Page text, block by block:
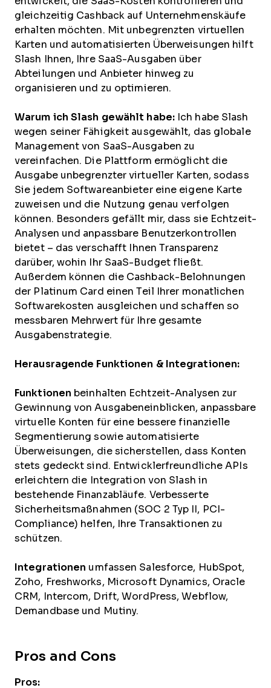
gleichzeitig Cashback auf Unternehmenskäufe
erhalten möchten. Mit unbegrenzten virtuellen
Karten und automatisierten Überweisungen hilft
Slash Ihnen, Ihre SaaS-Ausgaben über
Abteilungen und Anbieter hinweg zu
organisieren und zu optimieren.
Warum ich Slash gewählt habe: Ich habe Slash
wegen seiner Fähigkeit ausgewählt, das globale
Management von SaaS-Ausgaben zu
vereinfachen. Die Plattform ermöglicht die
Ausgabe unbegrenzter virtueller Karten, sodass
Sie jedem Softwareanbieter eine eigene Karte
zuweisen und die Nutzung genau verfolgen
können. Besonders gefällt mir, dass sie Echtzeit-
Analysen und anpassbare Benutzerkontrollen
bietet – das verschafft Ihnen Transparenz
darüber, wohin Ihr SaaS-Budget fließt.
Außerdem können die Cashback-Belohnungen
der Platinum Card einen Teil Ihrer monatlichen
Softwarekosten ausgleichen und schaffen so
messbaren Mehrwert für Ihre gesamte
Ausgabenstrategie.
Herausragende Funktionen & Integrationen:
Funktionen beinhalten Echtzeit-Analysen zur
Gewinnung von Ausgabeneinblicken, anpassbare
virtuelle Konten für eine bessere finanzielle
Segmentierung sowie automatisierte
Überweisungen, die sicherstellen, dass Konten
stets gedeckt sind. Entwicklerfreundliche APIs
erleichtern die Integration von Slash in
bestehende Finanzabläufe. Verbesserte
Sicherheitsmaßnahmen (SOC 2 Typ II, PCI-
Compliance) helfen, Ihre Transaktionen zu
schützen.
Integrationen umfassen Salesforce, HubSpot,
Zoho, Freshworks, Microsoft Dynamics, Oracle
CRM, Intercom, Drift, WordPress, Webflow,
Demandbase und Mutiny.
Pros and Cons
Pros: